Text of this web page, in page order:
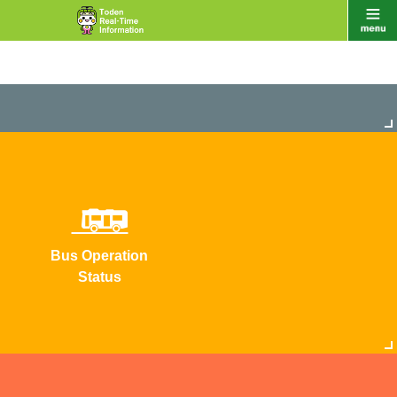
Bus Operation
Status